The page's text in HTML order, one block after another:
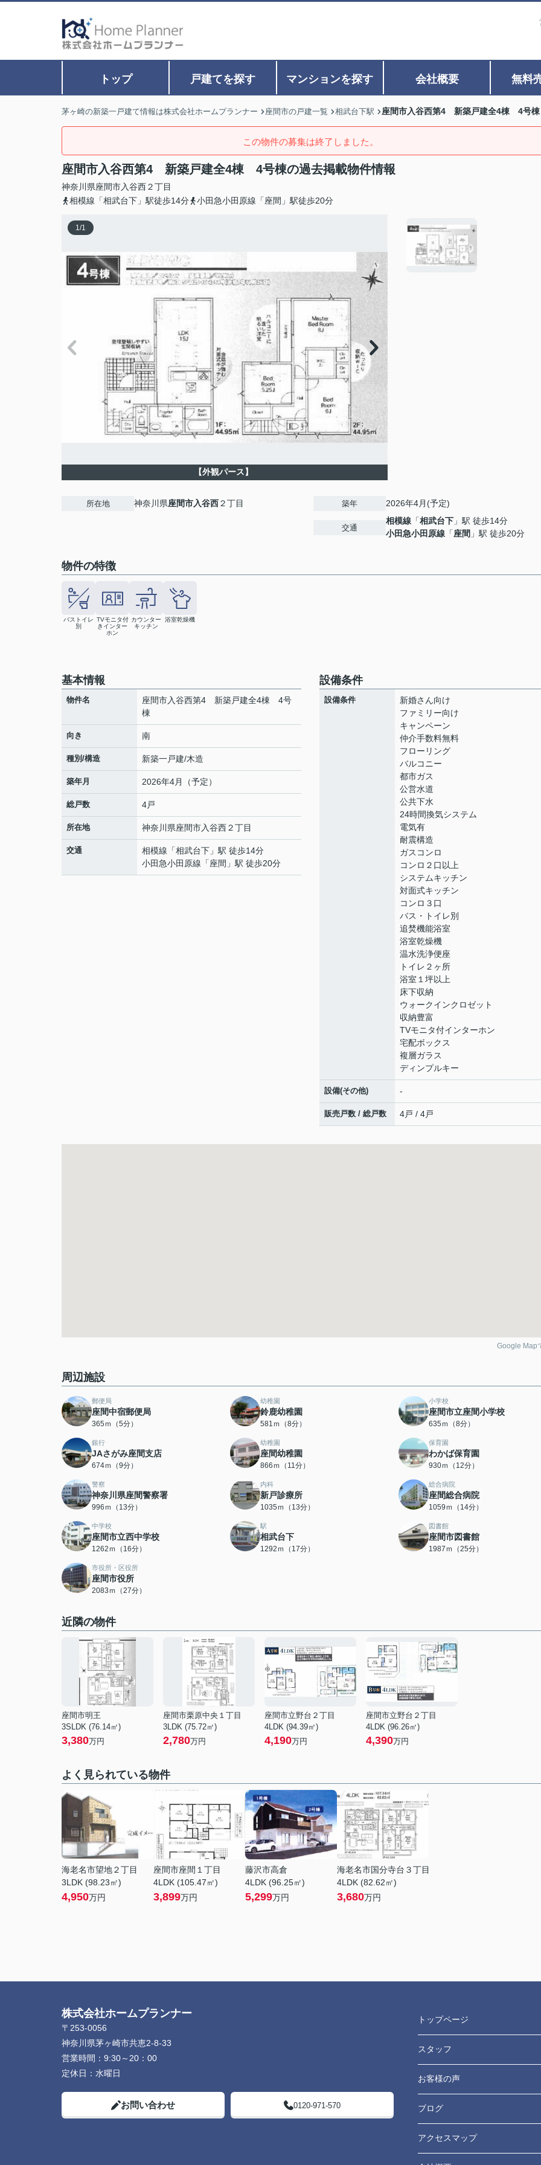
トップ 戸建てを探す マンションを探す 会社概要 無料
茅ヶ崎の新築一戸建て情報は株式会社ホームプランナー 座間市の戸建一覧 相武台下駅 座間市入谷西第4 新築戸建全4棟 4号棟
この物件の募集は終了しました。
座間市入谷西第4 新築戸建全4棟 4号棟の過去掲載物件情報
神奈川県座間市入谷西２丁目
相模線「相武台下」駅徒歩14分
小田急小田原線「座間」駅徒歩20分
1/1
【外観パース】
所在地 神奈川県座間市入谷西２丁目 築年 2026年4月(予定)
交通
相模線 「相武台下 」駅 徒歩14分
小田急小田原線 「座間 」駅 徒歩20分
物件の特徴
バストイレ
別
TVモニタ付
きインター
ホン
カウンター
キッチン
浴室乾燥機
基本情報
物件名
座間市入谷西第4 新築戸建全4棟 4号
棟
向き 南
種別/構造 新築一戸建/木造
築年月 2026年4月（予定）
総戸数 4戸
所在地 神奈川県座間市入谷西２丁目
交通 相模線 「相武台下 」駅 徒歩14分
小田急小田原線 「座間 」駅 徒歩20分
設備条件
設備条件
新婚さん向け
ファミリー向け
キャンペーン
仲介手数料無料
フローリング
バルコニー
都市ガス
公営水道
公共下水
24時間換気システム
電気有
耐震構造
ガスコンロ
コンロ２口以上
システムキッチン
対面式キッチン
コンロ３口
バス・トイレ別
追焚機能浴室
浴室乾燥機
温水洗浄便座
トイレ２ヶ所
浴室１坪以上
床下収納
ウォークインクロゼット
収納豊富
TVモニタ付インターホン
宅配ボックス
複層ガラス
ディンプルキー
設備(その他) -
販売戸数 / 総戸数 4戸 / 4戸
Google Map
周辺施設
郵便局
座間中宿郵便局
365ｍ（5分）
幼稚園
鈴鹿幼稚園
581ｍ（8分）
小学校
座間市立座間小学校
635ｍ（8分）
銀行
JAさがみ座間支店
674ｍ（9分）
幼稚園
座間幼稚園
866ｍ（11分）
保育園
わかば保育園
930ｍ（12分）
警察
神奈川県座間警察署
996ｍ（13分）
内科
新戸診療所
1035ｍ（13分）
総合病院
座間総合病院
1059ｍ（14分）
中学校
座間市立西中学校
1262ｍ（16分）
駅
相武台下
1292ｍ（17分）
図書館
座間市図書館
1987ｍ（25分）
市役所・区役所
座間市役所
2083ｍ（27分）
近隣の物件
座間市明王
3SLDK (76.14㎡)
3,380万円
座間市栗原中央１丁目
3LDK (75.72㎡)
2,780万円
座間市立野台２丁目
4LDK (94.39㎡)
4,190万円
座間市立野台２丁目
4LDK (96.26㎡)
4,390万円
よく見られている物件
海老名市望地２丁目
3LDK (98.23㎡)
4,950万円
座間市座間１丁目
4LDK (105.47㎡)
3,899万円
藤沢市高倉
4LDK (96.25㎡)
5,299万円
海老名市国分寺台３丁目
4LDK (82.62㎡)
3,680万円
株式会社ホームプランナー
〒253-0056
神奈川県茅ヶ崎市共恵2-8-33
営業時間： 9:30～20：00
定休日： 水曜日
お問い合わせ 0120-971-570
トップページ
スタッフ
お客様の声
ブログ
アクセスマップ